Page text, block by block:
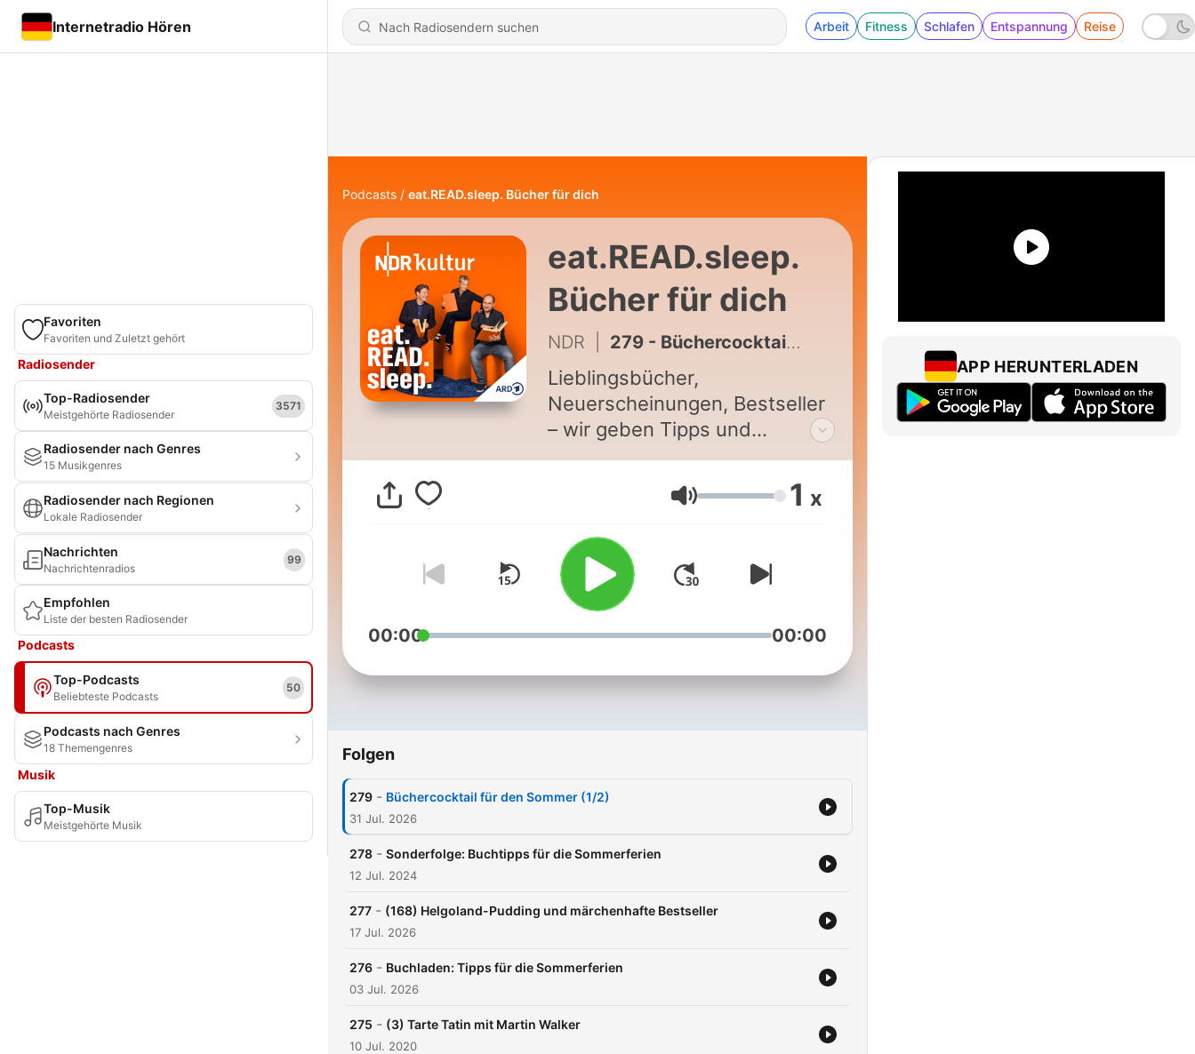
Internetradio Hören Arbeit Fitness Schlafen Entspannung Reise
Favoriten
Favoriten und Zuletzt gehört
Radiosender
Top-Radiosender
Meistgehörte Radiosender
3571
Radiosender nach Genres
15 Musikgenres
Radiosender nach Regionen
Lokale Radiosender
Nachrichten
Nachrichtenradios
99
Empfohlen
Liste der besten Radiosender
Podcasts
Top-Podcasts
Beliebteste Podcasts
50
Podcasts nach Genres
18 Themengenres
Musik
Top-Musik
Meistgehörte Musik
Podcasts eat.READ.sleep. Bücher für dich
eat.READ.sleep.
Bücher für dich
NDR 279 - Büchercocktail für den Sommer (1/2)
Lieblingsbücher,
Neuerscheinungen, Bestseller
– wir geben Tipps und
Orientierung. Außerdem:
Büchermenschen, Fun Facts
und eine literarische
Vorspeise.
Lautstärke 1 x
00:00 00:00
Folgen
279 - Büchercocktail für den Sommer (1/2)
31 Jul. 2026
278 - Sonderfolge: Buchtipps für die Sommerferien
12 Jul. 2024
277 - (168) Helgoland-Pudding und märchenhafte Bestseller
17 Jul. 2026
276 - Buchladen: Tipps für die Sommerferien
03 Jul. 2026
275 - (3) Tarte Tatin mit Martin Walker
10 Jul. 2020
APP HERUNTERLADEN